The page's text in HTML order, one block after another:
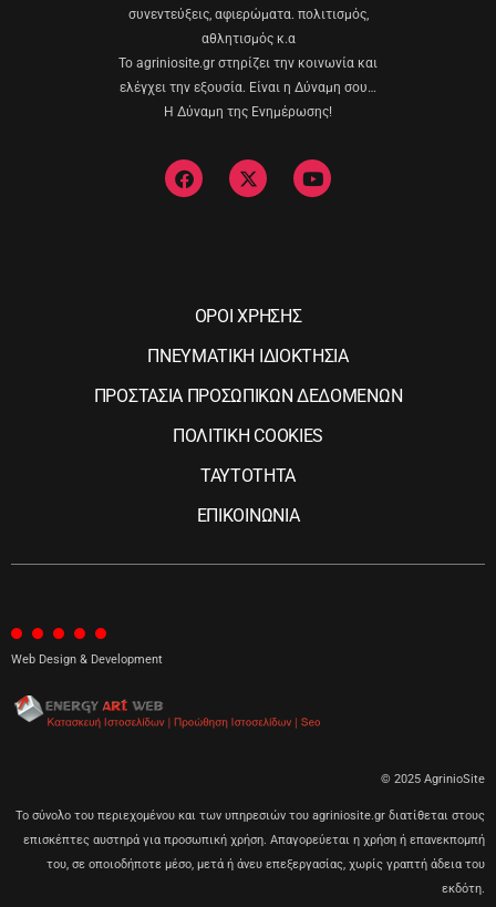
συνεντεύξεις, αφιερώματα. πολιτισμός,
αθλητισμός κ.α
Το agriniosite.gr στηρίζει την κοινωνία και
ελέγχει την εξουσία. Είναι η Δύναμη σου…
Η Δύναμη της Ενημέρωσης!
ΟΡΟΙ ΧΡΗΣΗΣ
ΠΝΕΥΜΑΤΙΚΗ ΙΔΙΟΚΤΗΣΙΑ
ΠΡΟΣΤΑΣΙΑ ΠΡΟΣΩΠΙΚΩΝ ΔΕΔΟΜΕΝΩΝ
ΠΟΛΙΤΙΚΗ COOKIES
ΤΑΥΤΟΤΗΤΑ
ΕΠΙΚΟΙΝΩΝΙΑ
Web Design & Development
© 2025 AgrinioSite
Το σύνολο του περιεχομένου και των υπηρεσιών του agriniosite.gr διατίθεται στους
επισκέπτες αυστηρά για προσωπική χρήση. Απαγορεύεται η χρήση ή επανεκπομπή
του, σε οποιοδήποτε μέσο, μετά ή άνευ επεξεργασίας, χωρίς γραπτή άδεια του
εκδότη.